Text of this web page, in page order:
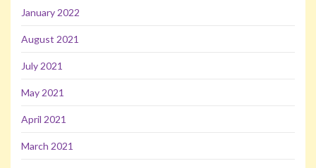
January 2022
August 2021
July 2021
May 2021
April 2021
March 2021